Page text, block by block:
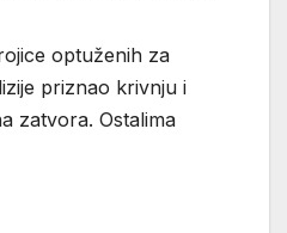
optuženih za
priznao krivnju i
zatvora. Ostalima